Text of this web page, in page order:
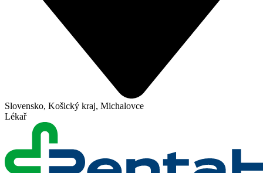
Slovensko, Košický kraj, Michalovce
Lékař